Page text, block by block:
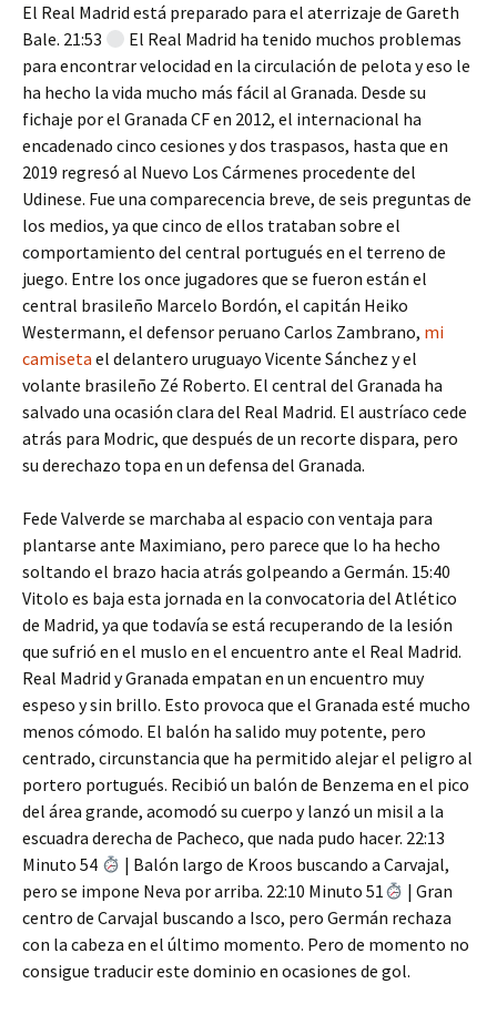
El Real Madrid está preparado para el aterrizaje de Gareth
Bale. 21:53
El Real Madrid ha tenido muchos problemas
para encontrar velocidad en la circulación de pelota y eso le
ha hecho la vida mucho más fácil al Granada. Desde su
fichaje por el Granada CF en 2012, el internacional ha
encadenado cinco cesiones y dos traspasos, hasta que en
2019 regresó al Nuevo Los Cármenes procedente del
Udinese. Fue una comparecencia breve, de seis preguntas de
los medios, ya que cinco de ellos trataban sobre el
comportamiento del central portugués en el terreno de
juego. Entre los once jugadores que se fueron están el
central brasileño Marcelo Bordón, el capitán Heiko
Westermann, el defensor peruano Carlos Zambrano, mi
camiseta el delantero uruguayo Vicente Sánchez y el
volante brasileño Zé Roberto. El central del Granada ha
salvado una ocasión clara del Real Madrid. El austríaco cede
atrás para Modric, que después de un recorte dispara, pero
su derechazo topa en un defensa del Granada.
Fede Valverde se marchaba al espacio con ventaja para
plantarse ante Maximiano, pero parece que lo ha hecho
soltando el brazo hacia atrás golpeando a Germán. 15:40
Vitolo es baja esta jornada en la convocatoria del Atlético
de Madrid, ya que todavía se está recuperando de la lesión
que sufrió en el muslo en el encuentro ante el Real Madrid.
Real Madrid y Granada empatan en un encuentro muy
espeso y sin brillo. Esto provoca que el Granada esté mucho
menos cómodo. El balón ha salido muy potente, pero
centrado, circunstancia que ha permitido alejar el peligro al
portero portugués. Recibió un balón de Benzema en el pico
del área grande, acomodó su cuerpo y lanzó un misil a la
escuadra derecha de Pacheco, que nada pudo hacer. 22:13
Minuto 54
| Balón largo de Kroos buscando a Carvajal,
pero se impone Neva por arriba. 22:10 Minuto 51
| Gran
centro de Carvajal buscando a Isco, pero Germán rechaza
con la cabeza en el último momento. Pero de momento no
consigue traducir este dominio en ocasiones de gol.